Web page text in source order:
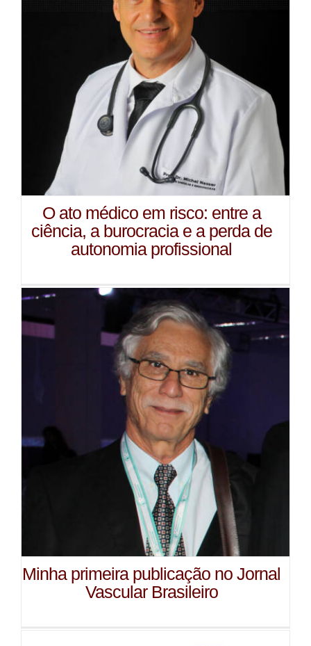
O ato médico em risco: entre a
ciência, a burocracia e a perda de
autonomia profissional
Minha primeira publicação no Jornal
Vascular Brasileiro